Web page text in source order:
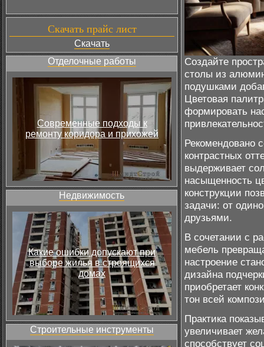
Скачать прайс лист
Скачать
Отделочные работы
Современные подходы к
ремонту коридора и прихожей
Недвижимость
Какие ошибки допускают при
выборе жилья в строящихся
домах
Строительные инструменты
Создайте
столы из
подушками
Цветовая
формировать
Рекомендовано
контрастных
выдерживает
насыщенность
конструкции
задачи: от
друзьями.
В сочетании с
мебель
настроение
дизайна
приобретает
тон всей
Практика
увеличивает
способствует